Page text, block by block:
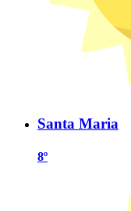
Santa Maria
8º